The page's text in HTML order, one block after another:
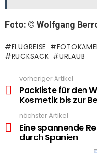
Foto: © Wolfgang
FLUGREISE
RUCKSACK
URLAUB
more
vorheriger Artikel
Packliste für den
Kosmetik bis zur
nächster Artikel
Eine spannende
durch Spanien